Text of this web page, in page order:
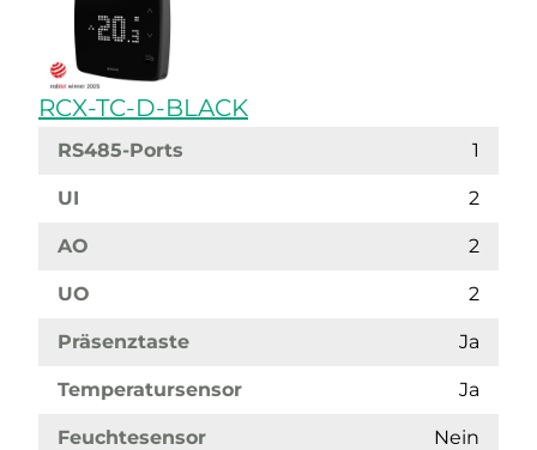
RCX-TC-D-BLACK
RS485-Ports 1
UI 2
AO 2
UO 2
Präsenztaste Ja
Temperatursensor Ja
Feuchtesensor Nein